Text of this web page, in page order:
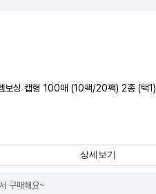
보싱 캡형 100매 (10팩/20팩) 2종 (택1)
상세보기
구매해요~